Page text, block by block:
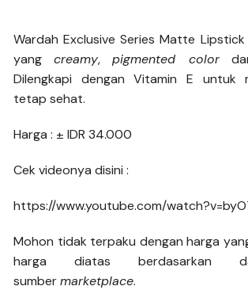
Wardah Exclusive Series Matte
yangcreamy,pigmented color
Dilengkapi dengan Vitamin E untuk
tetap sehat.
Harga : ± IDR 34.000
Cek videonya disini :
https://www.youtube.com/
Mohon tidak terpaku dengan harga
harga diatas berdasarkan
sumbermarketplace.